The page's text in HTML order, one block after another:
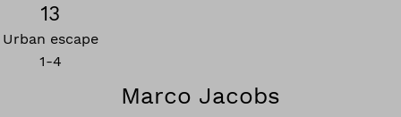
13
Urban escape
1-4
Marco Jacobs